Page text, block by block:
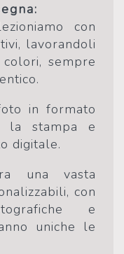
con
lavorandoli
sempre
in formato
stampa e
digitale.
una vasta
con
e
uniche le